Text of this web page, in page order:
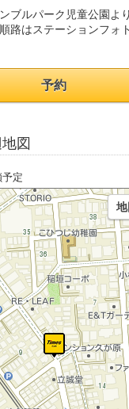
ブルパーク児童公園よ
路はステーションフォ
予約
図
予定